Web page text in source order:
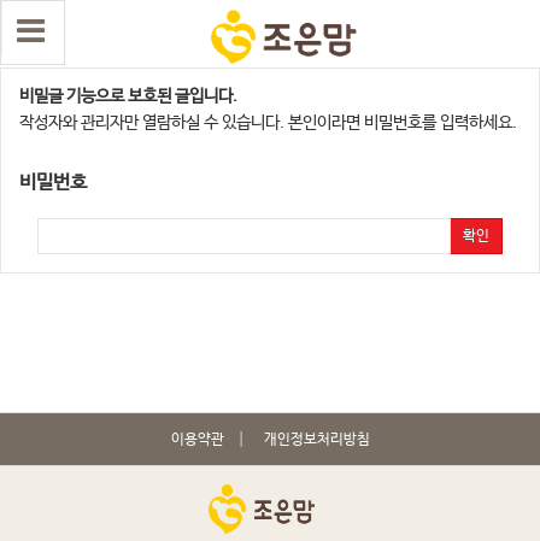
남악지점
비밀글 기능으로 보호된 글입니다.
작성자와 관리자만 열람하실 수 있습니다. 본인이라면 비밀번호를 입력하세요.
비밀번호
확인
이용약관 개인정보처리방침